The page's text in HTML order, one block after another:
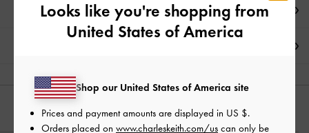
العروض الحصرية
قد يعجبك آيضاً
Looks like you're shopping from
United States of America
Shop our United States of America site
Prices and payment amounts are displayed in US $.
Orders placed on www.charleskeith.com/us can only be